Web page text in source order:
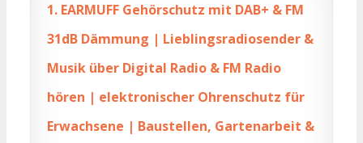
1. EARMUFF Gehörschutz mit DAB+ & FM
31dB Dämmung | Lieblingsradiosender &
Musik über Digital Radio & FM Radio
hören | elektronischer Ohrenschutz für
Erwachsene | Baustellen, Gartenarbeit &